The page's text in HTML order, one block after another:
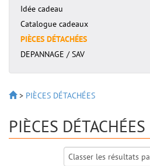
Idée cadeau
Catalogue cadeaux
PIÈCES DÉTACHÉES
DEPANNAGE / SAV
> PIÈCES DÉTACHÉES
PIÈCES DÉTACHÉES